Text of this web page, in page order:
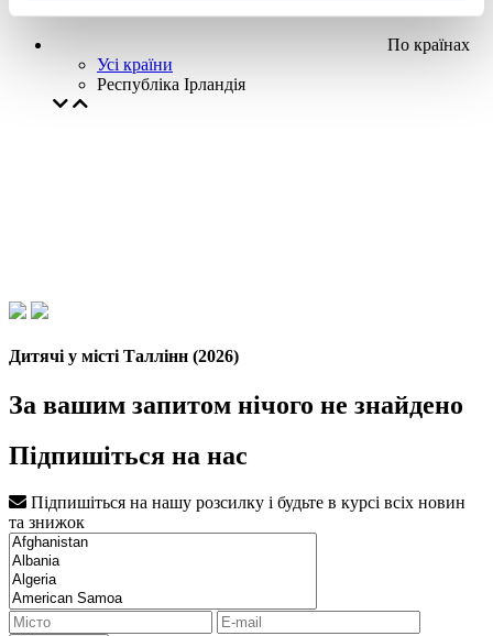
По країнах
Усі країни
Республіка Ірландія
Дитячі у місті Таллінн (2026)
За вашим запитом нічого не знайдено
Підпишіться на нас
Підпишіться на нашу розсилку і будьте в курсі всіх новин
та знижок